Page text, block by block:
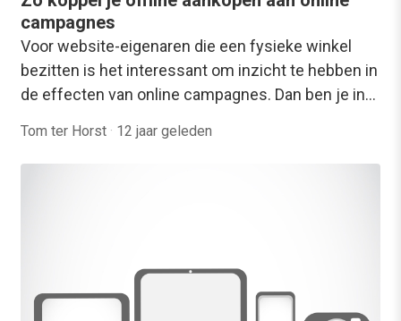
campagnes
Voor website-eigenaren die een fysieke winkel
bezitten is het interessant om inzicht te hebben in
de effecten van online campagnes. Dan ben je in…
Tom ter Horst · 12 jaar geleden